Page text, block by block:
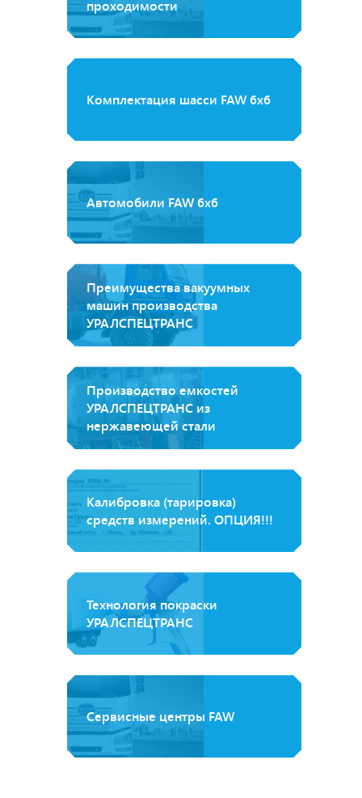
проходимости
Комплектация шасси FAW 6x6
Автомобили FAW 6х6
Преимущества вакуумных
машин производства
УРАЛСПЕЦТРАНС
Производство емкостей
УРАЛСПЕЦТРАНС из
нержавеющей стали
Калибровка (тарировка)
средств измерений. ОПЦИЯ!!!
Технология покраски
УРАЛСПЕЦТРАНС
Сервисные центры FAW